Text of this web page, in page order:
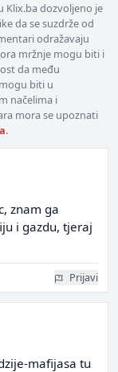
Klix.ba dozvoljeno je
da se suzdrže od
odražavaju
mržnje mogu biti i
da među
biti u
načelima i
mora se upoznati
.
znam ga
i gazdu, tjeraj
Prijavi
mafijasa tu